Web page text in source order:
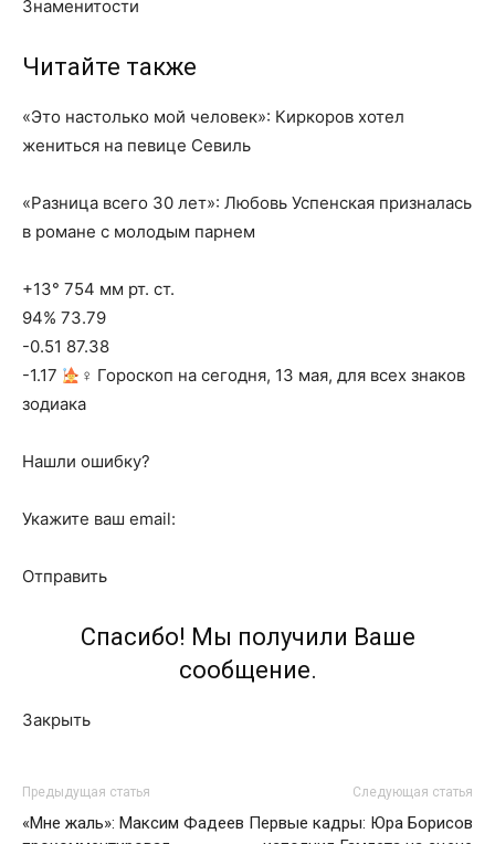
Знаменитости
Читайте также
«Это настолько мой человек»: Киркоров хотел
жениться на певице Севиль
«Разница всего 30 лет»: Любовь Успенская призналась
в романе с молодым парнем
+13° 754 мм рт. ст.
94% 73.79
-0.51 87.38
-1.17
‍♀ Гороскоп на сегодня, 13 мая, для всех знаков
зодиака
Нашли ошибку?
Укажите ваш email:
Отправить
Спасибо! Мы получили Ваше
сообщение.
Закрыть
Предыдущая статья
«Мне жаль»: Максим Фадеев
Следующая статья
Первые кадры: Юра Борисов